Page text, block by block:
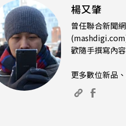
楊又肇
曾任聯合新聞
歡隨手撰寫內
更多數位新品